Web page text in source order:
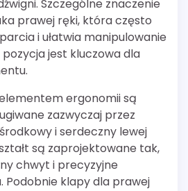
Szczególne znaczenie
prawej ręki, która często
i ułatwia manipulowanie
jest kluczowa dla
ergonomii są
zazwyczaj przez
i serdeczny lewej
są zaprojektowane tak,
chwyt i precyzyjne
Podobnie klapy dla prawej